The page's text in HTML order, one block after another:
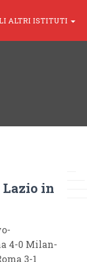
ALTRI ISTITUTI
Lazio in
4-0 Milan-
3-1